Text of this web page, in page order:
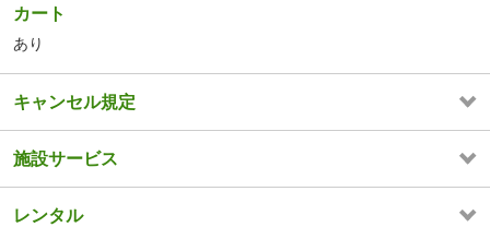
カート
あり
キャンセル規定
施設サービス
レンタル